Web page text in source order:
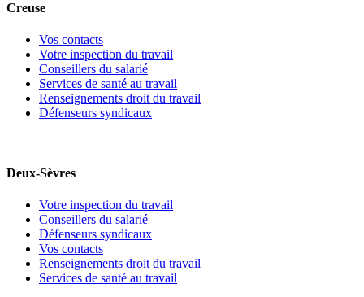
Creuse
Vos contacts
Votre inspection du travail
Conseillers du salarié
Services de santé au travail
Renseignements droit du travail
Défenseurs syndicaux
Deux-Sèvres
Votre inspection du travail
Conseillers du salarié
Défenseurs syndicaux
Vos contacts
Renseignements droit du travail
Services de santé au travail